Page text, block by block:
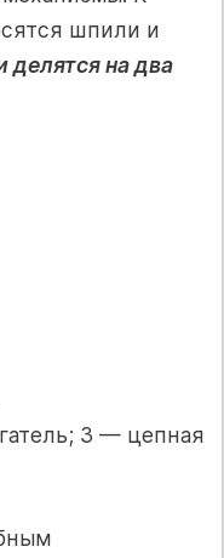
шпили и
на два
3 — цепная